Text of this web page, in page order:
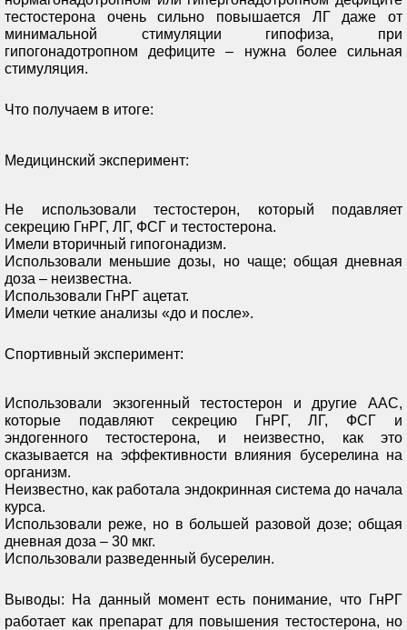
тестостерона очень сильно повышается ЛГ даже от
минимальной стимуляции гипофиза, при
гипогонадотропном дефиците – нужна более сильная
стимуляция.
Что получаем в итоге:
Медицинский эксперимент:
Не использовали тестостерон, который подавляет
секрецию ГнРГ, ЛГ, ФСГ и тестостерона.
Имели вторичный гипогонадизм.
Использовали меньшие дозы, но чаще; общая дневная
доза – неизвестна.
Использовали ГнРГ ацетат.
Имели четкие анализы «до и после».
Спортивный эксперимент:
Использовали экзогенный тестостерон и другие ААС,
которые подавляют секрецию ГнРГ, ЛГ, ФСГ и
эндогенного тестостерона, и неизвестно, как это
сказывается на эффективности влияния бусерелина на
организм.
Неизвестно, как работала эндокринная система до начала
курса.
Использовали реже, но в большей разовой дозе; общая
дневная доза – 30 мкг.
Использовали разведенный бусерелин.
Выводы: На данный момент есть понимание, что ГнРГ
работает как препарат для повышения тестостерона, но